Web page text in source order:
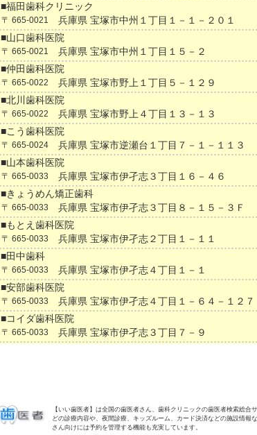
■福田歯科クリニック
〒 665-0021 兵庫県 宝塚市中州１丁目１－１－２０１
■山口歯科医院
〒 665-0021 兵庫県 宝塚市中州１丁目１５－２
■仲田歯科医院
〒 665-0022 兵庫県 宝塚市野上１丁目５－１２９
■北川歯科医院
〒 665-0022 兵庫県 宝塚市野上４丁目１３－１３
■こう歯科医院
〒 665-0024 兵庫県 宝塚市逆瀬台１丁目７－１－１１３
■山本歯科医院
〒 665-0033 兵庫県 宝塚市伊孑志３丁目１６－４６
■きょうめん矯正歯科
〒 665-0033 兵庫県 宝塚市伊孑志３丁目８－１５－３Ｆ
■もとえ歯科医院
〒 665-0033 兵庫県 宝塚市伊孑志２丁目１－１１
■田中歯科
〒 665-0033 兵庫県 宝塚市伊孑志４丁目１－１
■安部歯科医院
〒 665-0033 兵庫県 宝塚市伊孑志４丁目１－６４－１２７
■コイダ歯科医院
〒 665-0033 兵庫県 宝塚市伊孑志３丁目７－９
【いい歯医者】は全国の歯医者さん、歯科クリニックの歯医者検索総
どの診療内容や、夜間診療、キッズルーム、カード決済などの施設情
さん向けには予約を管理する機能も充実しています。